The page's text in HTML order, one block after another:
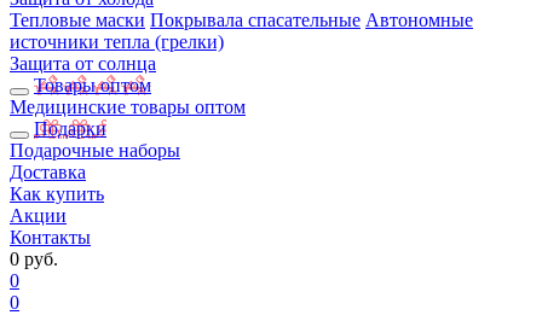
Тепловые маски Покрывала спасательные Автономные
источники тепла (грелки)
Защита от солнца
Товары оптом
Медицинские товары оптом
Подарки
Подарочные наборы
Доставка
Как купить
Акции
Контакты
0 руб.
0
0